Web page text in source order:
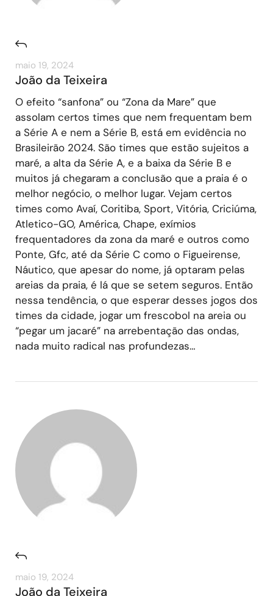
maio 19, 2024
João da Teixeira
O efeito “sanfona” ou “Zona da Mare” que
assolam certos times que nem frequentam bem
a Série A e nem a Série B, está em evidência no
Brasileirão 2024. São times que estão sujeitos a
maré, a alta da Série A, e a baixa da Série B e
muitos já chegaram a conclusão que a praia é o
melhor negócio, o melhor lugar. Vejam certos
times como Avaí, Coritiba, Sport, Vitória, Criciúma,
Atletico-GO, América, Chape, exímios
frequentadores da zona da maré e outros como
Ponte, Gfc, até da Série C como o Figueirense,
Náutico, que apesar do nome, já optaram pelas
areias da praia, é lá que se setem seguros. Então
nessa tendência, o que esperar desses jogos dos
times da cidade, jogar um frescobol na areia ou
“pegar um jacaré” na arrebentação das ondas,
nada muito radical nas profundezas…
maio 19, 2024
João da Teixeira